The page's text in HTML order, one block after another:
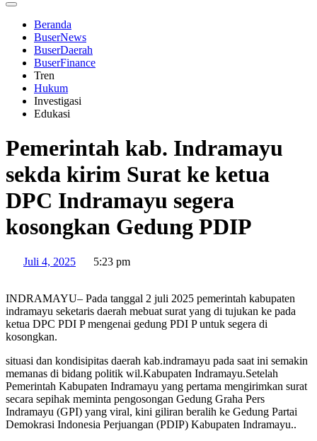
Beranda
BuserNews
BuserDaerah
BuserFinance
Tren
Hukum
Investigasi
Edukasi
Pemerintah kab. Indramayu
sekda kirim Surat ke ketua
DPC Indramayu segera
kosongkan Gedung PDIP
Juli 4, 2025 5:23 pm
INDRAMAYU– Pada tanggal 2 juli 2025 pemerintah kabupaten
indramayu seketaris daerah mebuat surat yang di tujukan ke pada
ketua DPC PDI P mengenai gedung PDI P untuk segera di
kosongkan.
situasi dan kondisipitas daerah kab.indramayu pada saat ini semakin
memanas di bidang politik wil.Kabupaten Indramayu.Setelah
Pemerintah Kabupaten Indramayu yang pertama mengirimkan surat
secara sepihak meminta pengosongan Gedung Graha Pers
Indramayu (GPI) yang viral, kini giliran beralih ke Gedung Partai
Demokrasi Indonesia Perjuangan (PDIP) Kabupaten Indramayu..